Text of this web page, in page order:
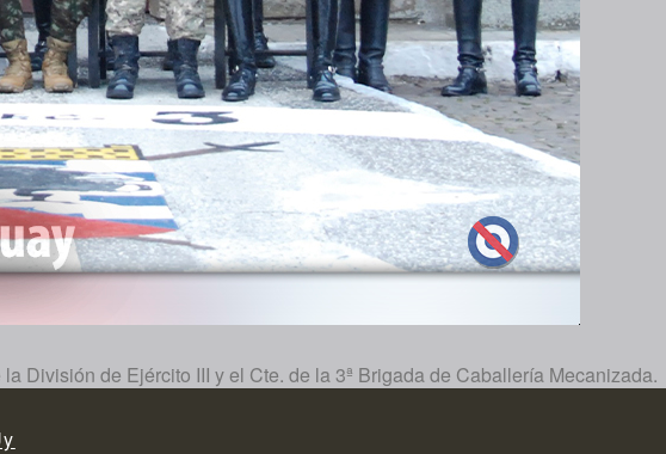
División de Ejército III y el Cte. de la 3ª Brigada de Caballería Mecanizada.